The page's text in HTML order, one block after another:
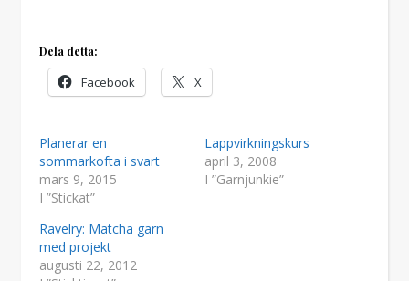
Dela detta:
Facebook X
Planerar en
sommarkofta i svart
mars 9, 2015
I ”Stickat”
Lappvirkningskurs
april 3, 2008
I ”Garnjunkie”
Ravelry: Matcha garn
med projekt
augusti 22, 2012